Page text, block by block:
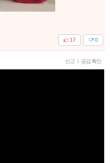
0
17
신고 | 공감 확인